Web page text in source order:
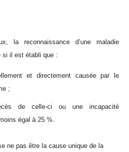
la reconnaissance d’une maladie
si il est établi que :
et directement causée par le
;
de celle-ci ou une incapacité
égal à 25 %.
ne pas être la cause unique de la